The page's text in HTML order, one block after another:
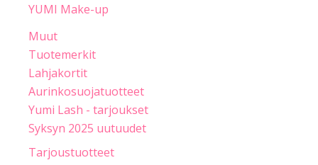
YUMI Make-up
Muut
Tuotemerkit
Lahjakortit
Aurinkosuojatuotteet
Yumi Lash - tarjoukset
Syksyn 2025 uutuudet
Tarjoustuotteet